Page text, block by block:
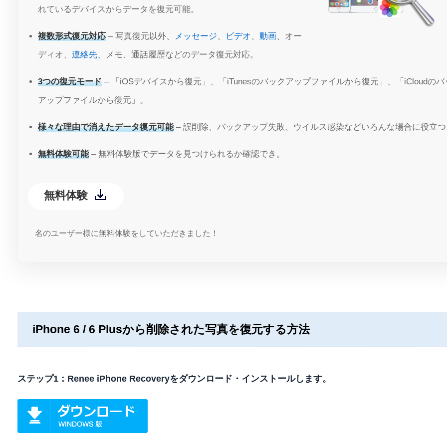
れているデバイスからデータを復元可能。
複数形式復元対応 – 写真復元以外、 メッセージ ビデオ 動画 、オー
ディオ、 連絡先 、メモ、通話履歴などのデータ復元対応。
3つの復元モード – 「iOSデバイスから復元」、「iTunesのバックアップファイルから復元」、「iCloudのバ
アップファイルから復元」。
様々な理由で消えたデータ復元可能– 誤削除、バックアップ失敗、ウイルス感染などいろんな場合に役立つ
無料体験可能– 無料体験版でデータを見つけられるか確認でき。
無料体験
65276名のユーザー様に無料体験をしていただきました！
iPhone 6 / 6 Plusから削除された写真を復元する方法
ステップ1：Renee iPhone Recoveryをダウンロード・インストールします。